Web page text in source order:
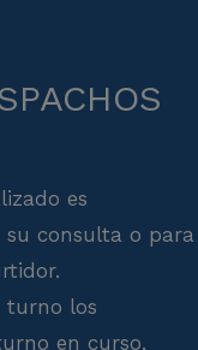
es
consulta o para
turno los
en curso.